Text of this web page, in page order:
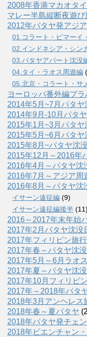
2008年香港マカオタ
マレー半島縦断夜遊び
2012年パタヤ発アジ
01.コラート・ピマーイ
02.インドネシア・シン
03.パタヤアパート沈没
04.タイ・ラオス周遊編
05.北京・コラート・サ
ヨーロッパ番外編プラ
2014年5月~7月パタヤ
2014年9月-10月パタ
2015年1月~3月パタヤ
2015年5月~6月パタヤ
2015年8月~パタヤ沈
2015年12月～2016年
2016年4月～パタヤ沈
2016年7月～アジア周
2016年8月～パタヤ沈
イサーン遠征編 (9)
イサーン遠征編後半 (11)
2016～2017年末年始
2017年2月パタヤ沈没
2017年フィリピン旅
2017年春～パタヤ沈
2017年5月～6月ラオ
2017年夏～パタヤ沈
2017年10月フィリピ
2017年～2018年パタ
2018年3月アンヘレス
2018年春～夏パタヤ
2018年パタヤ発チェ
2018年ビエンチャン